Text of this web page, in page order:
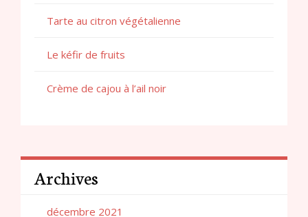
Tarte au citron végétalienne
Le kéfir de fruits
Crème de cajou à l’ail noir
Archives
décembre 2021